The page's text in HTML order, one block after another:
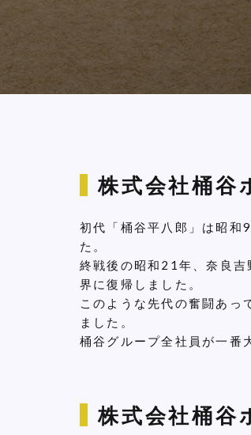
株式会社桶谷
初代「桶谷平八郎」は昭和
た。
終戦後の昭和21年、奈良
界に復帰しました。
このような先代の奮闘あ
ました。
桶谷グループ全社員が一番
株式会社桶谷